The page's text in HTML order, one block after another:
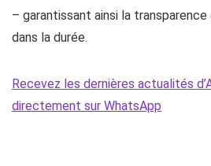
– garantissant ainsi la
dans la durée.
Recevez les dernières actualités
directement sur WhatsApp